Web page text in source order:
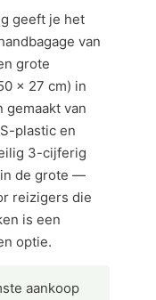
geeft je het
van
grote
× 27 cm) in
gemaakt van
plastic en
3-cijferig
de grote —
reizigers die
is een
optie.
aankoop